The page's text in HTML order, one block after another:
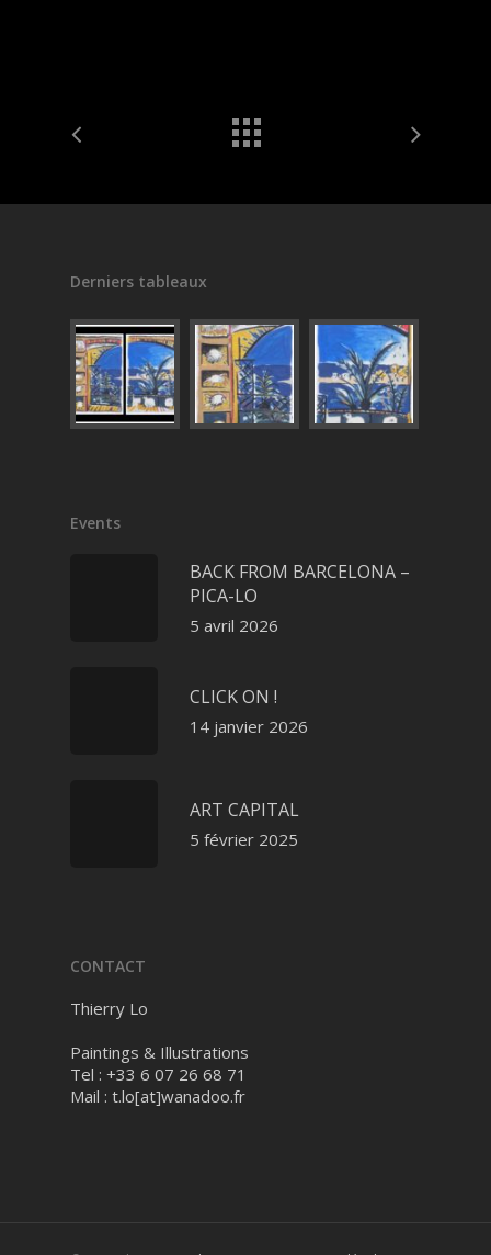
Derniers tableaux
Events
BACK FROM BARCELONA –
PICA-LO
5 avril 2026
CLICK ON !
14 janvier 2026
ART CAPITAL
5 février 2025
CONTACT
Thierry Lo
Paintings & Illustrations
Tel : +33 6 07 26 68 71
Mail : t.lo[at]wanadoo.fr